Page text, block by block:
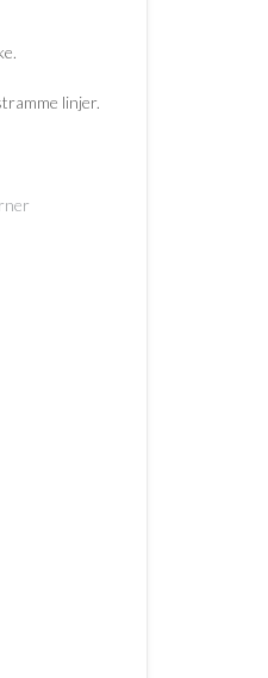
linjer.